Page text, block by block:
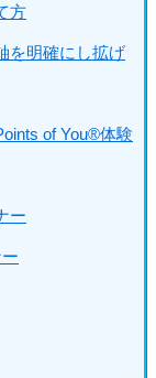
方
を明確にし拡げ
of You®体験
ー